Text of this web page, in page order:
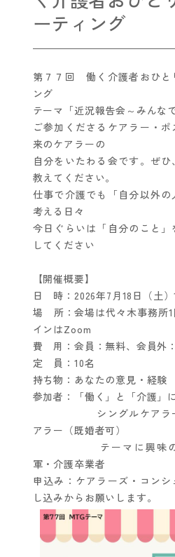
ーティング
第７７回 働く介護者おひと
ング
テーマ「近況報告会～みんな
ご参加くださるケアラー・
来のケアラーの
自分をいたわる会です。ぜ
教えてください。
仕事で介護でも「自分以外の
考える日々
今日ぐらいは「自分のこと
してください
【開催概要】
日 時：2026年7月18日（土）
場 所：会場は代々木事務所1
インはZoom
費 用：会員：無料、会員外
定 員：10名
持ち物：あなたの意見・経験
参加者：「働く」と「介護」
シングルケアラーお
アラー（既婚者可）
テーマに興味のあ
軍・介護卒業者
申込み：ケアラーズ・コン
し込みからお願いします。